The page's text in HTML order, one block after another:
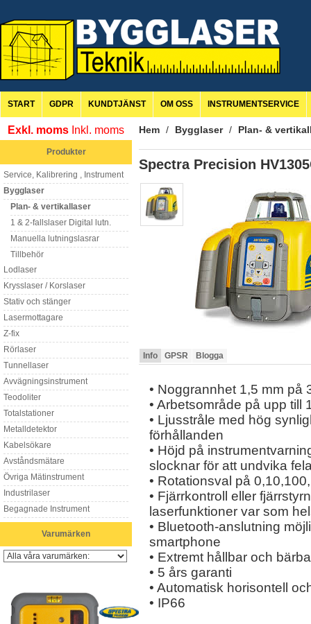
START GDPR KUNDTJÄNST OM OSS INSTRUMENTSERVICE
Exkl. moms Inkl. moms
Produkter
Service, Kalibrering , Instrument
Bygglaser
Plan- & vertikallaser
1 & 2-fallslaser Digital lutn.
Manuella lutningslasrar
Tillbehör
Lodlaser
Krysslaser / Korslaser
Stativ och stänger
Lasermottagare
Z-fix
Rörlaser
Tunnellaser
Avvägningsinstrument
Teodoliter
Totalstationer
Metalldetektor
Kabelsökare
Avståndsmätare
Övriga Mätinstrument
Industrilaser
Begagnade Instrument
Varumärken
Hem / Bygglaser / Plan- &
Spectra Precision
Info GPSR Blogga
• Noggrannhet 1,5 mm på
• Arbetsområde på upp
• Ljusstråle med hög
förhållanden
• Höjd på
slocknar för att undvika
• Rotationsval på
• Fjärrkontroll eller
laserfunktioner var som
• Bluetooth-anslutning
smartphone
• Extremt hållbar och
• 5 års garanti
• Automatisk horisontell
• IP66